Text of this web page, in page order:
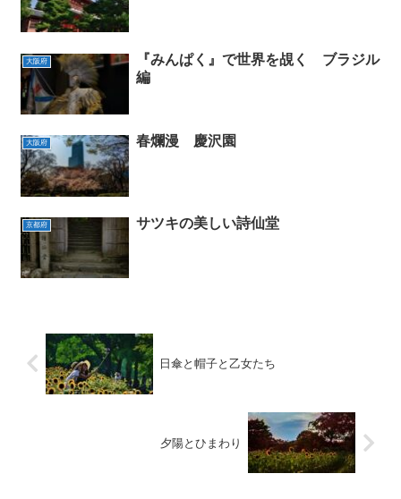
大阪府
『みんぱく』で世界を覘く ブラジル
編
大阪府 春爛漫 慶沢園
京都府 サツキの美しい詩仙堂
日傘と帽子と乙女たち
夕陽とひまわり